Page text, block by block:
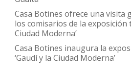
Casa Botines ofrece una visita
los comisarios de la exposición
Ciudad Moderna’
Casa Botines inaugura la
‘Gaudí y la Ciudad Moderna’